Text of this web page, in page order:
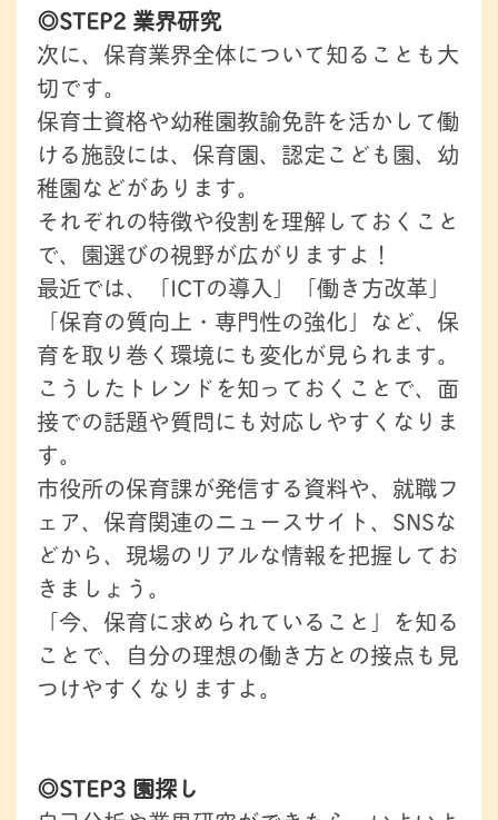
◎STEP2 業界研究
次に、保育業界全体について知ることも大
切です。
保育士資格や幼稚園教諭免許を活かして働
ける施設には、保育園、認定こども園、幼
稚園などがあります。
それぞれの特徴や役割を理解しておくこと
で、園選びの視野が広がりますよ！
最近では、「ICTの導入」「働き方改革」
「保育の質向上・専門性の強化」など、保
育を取り巻く環境にも変化が見られます。
こうしたトレンドを知っておくことで、面
接での話題や質問にも対応しやすくなりま
す。
市役所の保育課が発信する資料や、就職フ
ェア、保育関連のニュースサイト、SNSな
どから、現場のリアルな情報を把握してお
きましょう。
「今、保育に求められていること」を知る
ことで、自分の理想の働き方との接点も見
つけやすくなりますよ。
◎STEP3 園探し